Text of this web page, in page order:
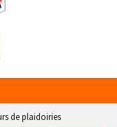
de plaidoiries